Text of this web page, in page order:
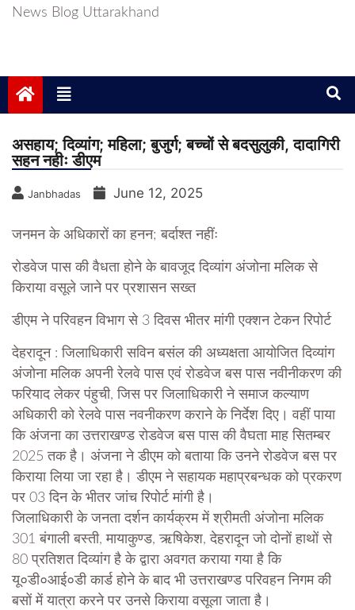
News Blog Uttarakhand
असहाय; दिव्यांग; महिला; बुजुर्ग; बच्चों से बदसुलुकी, दादागिरी
सहन नहीः डीएम
Janbhadas June 12, 2025
जनमन के अधिकारों का हनन; बर्दाश्त नहींः
रोडवेज पास की वैधता होने के बावजूद दिव्यांग अंजोना मलिक से
किराया वसूले जाने पर प्रशासन सख्त
डीएम ने परिवहन विभाग से 3 दिवस भीतर मांगी एक्शन टेकन रिपोर्ट
देहरादून : जिलाधिकारी सविन बसंल की अध्यक्षता आयोजित दिव्यांग
अंजोना मलिक अपनी रेलवे पास एवं रोडवेज बस पास नवीनीकरण की
फरियाद लेकर पंहुची, जिस पर जिलाधिकारी ने समाज कल्याण
अधिकारी को रेलवे पास नवनीकरण कराने के निर्देश दिए। वहीं पाया
कि अंजना का उत्तराखण्ड रोडवेज बस पास की वैघता माह सितम्बर
2025 तक है। अंजना ने डीएम को बताया कि उनने रोडवेज बस पर
किराया लिया जा रहा है। डीएम ने सहायक महाप्रबन्धक को प्रकरण
पर 03 दिन के भीतर जांच रिपोर्ट मांगी है।
जिलाधिकारी के जनता दर्शन कार्यक्रम में श्रीमती अंजोना मलिक
301 बंगाली बस्ती, मायाकुण्ड, ऋषिकेश, देहरादून जो दोनों हाथों से
80 प्रतिशत दिव्यांग है के द्वारा अवगत कराया गया है कि
यू०डी०आई०डी कार्ड होने के बाद भी उत्तराखण्ड परिवहन निगम की
बसों में यात्रा करने पर उनसे किराया वसूला जाता है।